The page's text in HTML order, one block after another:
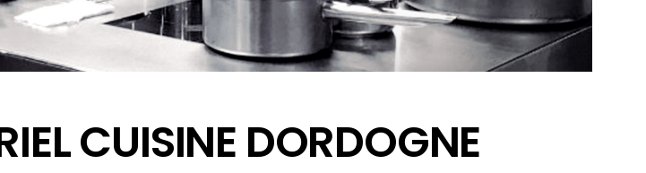
CUISINE DORDOGNE